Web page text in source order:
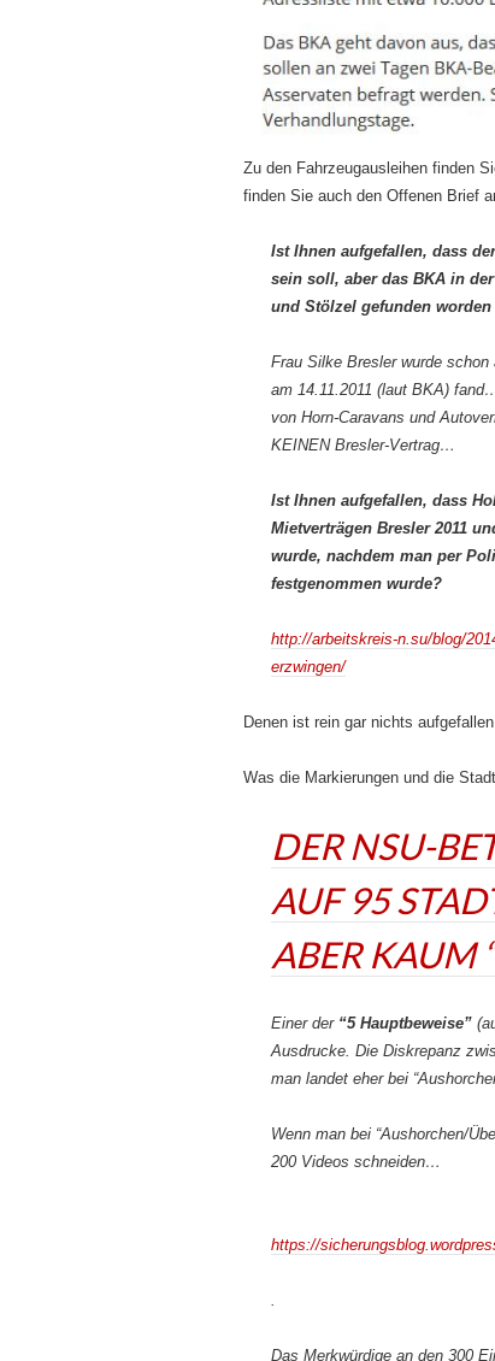
Zu den Fahrzeugausleihen finden
finden Sie auch den Offenen Brief
Ist Ihnen aufgefallen, dass
sein soll, aber das BKA in
und Stölzel gefunden worden
Frau Silke Bresler wurde
am 14.11.2011 (laut BKA)
von Horn-Caravans und
KEINEN Bresler-Vertrag…
Ist Ihnen aufgefallen, dass
Mietverträgen Bresler 2011
wurde, nachdem man per
festgenommen wurde?
http://arbeitskreis-n.su/blog/
erzwingen/
Denen ist rein gar nichts
Was die Markierungen und die
DER NSU-
AUF 95
ABER KAUM
Einer der “5 Hauptbeweise”
Ausdrucke. Die Diskrepanz
man landet eher bei
Wenn man bei “Aushorchen/
200 Videos schneiden…
https://
Das Merkwürdige an den 300